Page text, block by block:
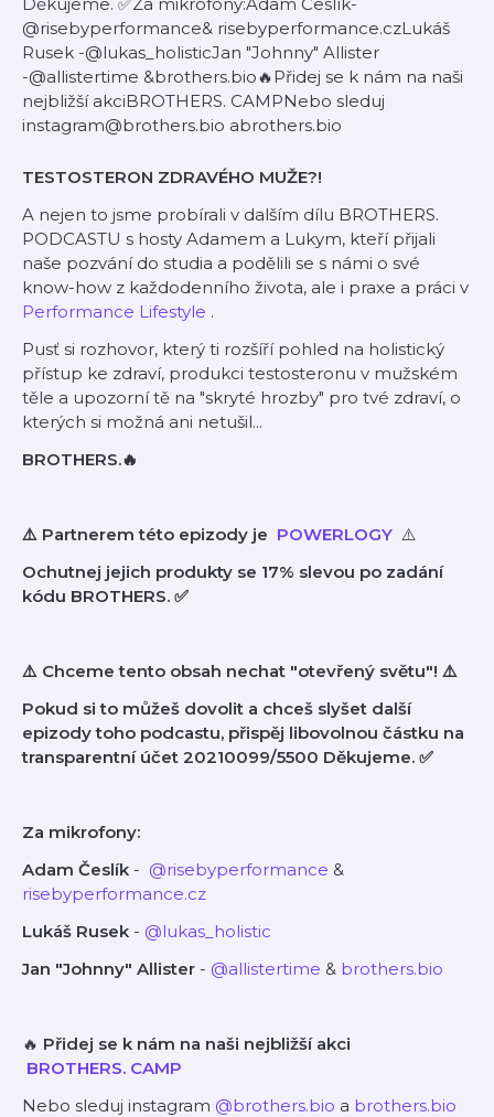
⁠@risebyperformance⁠& ⁠⁠risebyperformance.czLukáš
Rusek -⁠@lukas_holistic⁠Jan "Johnny" Allister
-⁠⁠⁠⁠⁠⁠@allistertime⁠⁠⁠⁠⁠⁠ &⁠brothers.bio⁠⁠⁠⁠⁠⁠⁠⁠⁠⁠⁠⁠⁠⁠⁠⁠⁠🔥Přidej se k nám na naši
nejbližší akci⁠BROTHERS. CAMP⁠Nebo sleduj
instagram⁠⁠⁠⁠⁠⁠@brothers.bio⁠⁠⁠⁠⁠⁠ a⁠⁠⁠⁠⁠⁠brothers.bio⁠⁠⁠⁠⁠
TESTOSTERON ZDRAVÉHO MUŽE?!
A nejen to jsme probírali v dalším dílu BROTHERS.
PODCASTU s hosty Adamem a Lukym, kteří přijali
naše pozvání do studia a podělili se s námi o své
know-how z každodenního života, ale i praxe a práci v
Performance Lifestyle .
Pusť si rozhovor, který ti rozšíří pohled na holistický
přístup ke zdraví, produkci testosteronu v mužském
těle a upozorní tě na "skryté hrozby" pro tvé zdraví, o
kterých si možná ani netušil...
BROTHERS.🔥
⚠️ Partnerem této epizody je POWERLOGY ⚠️
Ochutnej jejich produkty se 17% slevou po zadání
kódu BROTHERS. ✅
⚠️ Chceme tento obsah nechat "otevřený světu"! ⚠️
Pokud si to můžeš dovolit a chceš slyšet další
epizody toho podcastu, přispěj libovolnou částku na
transparentní účet 20210099/5500 Děkujeme. ✅
Za mikrofony:
Adam Česlík - ⁠ @risebyperformance⁠ &
⁠⁠risebyperformance.cz
Lukáš Rusek - ⁠@lukas_holistic
Jan "Johnny" Allister - ⁠⁠⁠⁠⁠⁠@allistertime⁠⁠⁠⁠⁠⁠ & ⁠brothers.bio⁠⁠⁠⁠⁠⁠⁠
🔥 Přidej se k nám na naši nejbližší akci
BROTHERS. CAMP
Nebo sleduj instagram ⁠⁠⁠⁠⁠⁠@brothers.bio⁠⁠⁠⁠⁠⁠ a ⁠⁠⁠⁠⁠⁠brothers.bio⁠⁠⁠⁠⁠